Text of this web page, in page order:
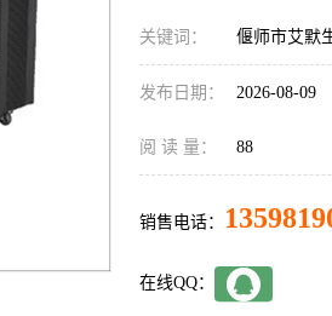
关键词： 偃师市艾默
发布日期： 2026-08-09
阅 读 量： 88
销售电话：
在线QQ：